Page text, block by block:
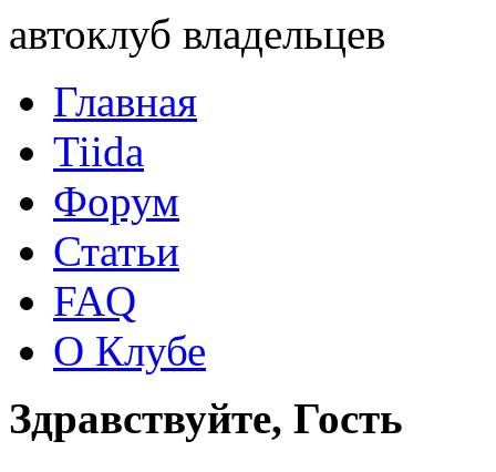
автоклуб владельцев
Главная
Tiida
Форум
Статьи
FAQ
О Клубе
Здравствуйте, Гость